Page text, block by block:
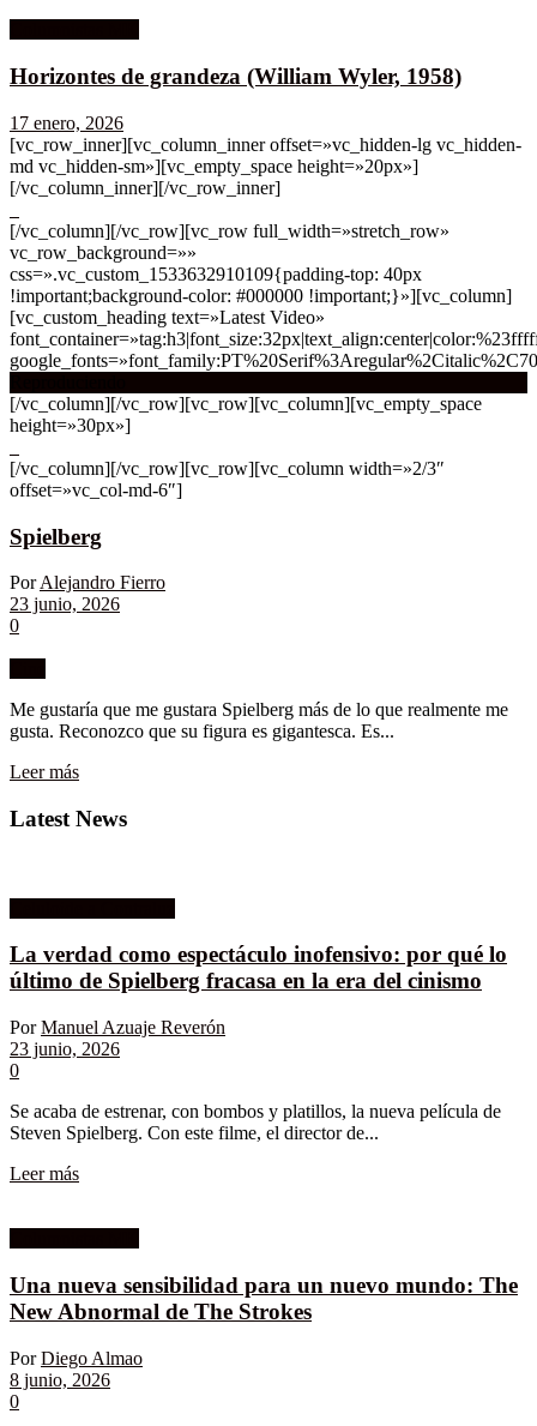
Horizontes de grandeza (William Wyler, 1958)
17 enero, 2026
[vc_row_inner][vc_column_inner offset=»vc_hidden-lg vc_hidden-
md vc_hidden-sm»][vc_empty_space height=»20px»]
[/vc_column_inner][/vc_row_inner]
[/vc_column][/vc_row][vc_row full_width=»stretch_row»
vc_row_background=»»
css=».vc_custom_1533632910109{padding-top: 40px
!important;background-color: #000000 !important;}»][vc_column]
[vc_custom_heading text=»Latest Video»
[/vc_column][/vc_row][vc_row][vc_column][vc_empty_space
height=»30px»]
[/vc_column][/vc_row][vc_row][vc_column width=»2/3″
offset=»vc_col-md-6″]
Spielberg
Por Alejandro Fierro
23 junio, 2026
0
Me gustaría que me gustara Spielberg más de lo que realmente me
gusta. Reconozco que su figura es gigantesca. Es...
Leer más
Latest News
La verdad como espectáculo inofensivo: por qué lo
último de Spielberg fracasa en la era del cinismo
Por Manuel Azuaje Reverón
23 junio, 2026
0
Se acaba de estrenar, con bombos y platillos, la nueva película de
Steven Spielberg. Con este filme, el director de...
Leer más
Una nueva sensibilidad para un nuevo mundo: The
New Abnormal de The Strokes
Por Diego Almao
8 junio, 2026
0